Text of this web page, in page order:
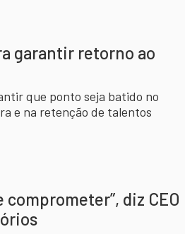
garantir retorno ao
que ponto seja batido no
e na retenção de talentos
comprometer”, diz CEO